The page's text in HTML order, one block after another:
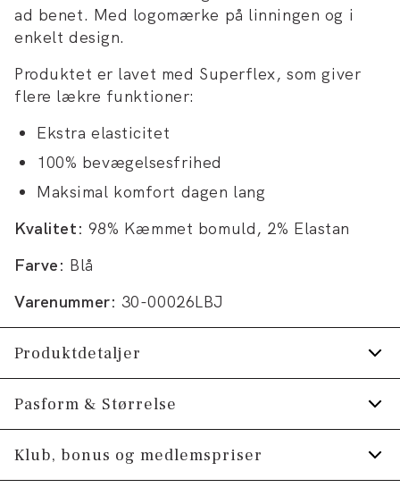
ad benet. Med logomærke på linningen og i
enkelt design.
Produktet er lavet med Superflex, som giver
flere lækre funktioner:
Ekstra elasticitet
100% bevægelsesfrihed
Maksimal komfort dagen lang
Kvalitet: 98% Kæmmet bomuld, 2% Elastan
Farve: Blå
Varenummer: 30-00026LBJ
Produktdetaljer
Mærke med logo på linningen.
Jeansene har gylp med lynlås.
Lavet med Superflex, der giver ekstra
elasticitet og komfort.
Pasform & Størrelse
Fit:Tapered fit
Klub, bonus og medlemspriser